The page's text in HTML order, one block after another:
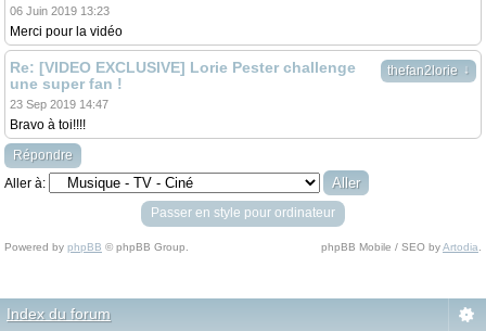
06 Juin 2019 13:23
Merci pour la vidéo
thefan2lorie ↓
Re: [VIDEO EXCLUSIVE] Lorie Pester challenge
une super fan !
23 Sep 2019 14:47
Bravo à toi!!!!
Répondre
Aller à:
Passer en style pour ordinateur
Powered by phpBB © phpBB Group. phpBB Mobile / SEO byArtodia
Index du forum